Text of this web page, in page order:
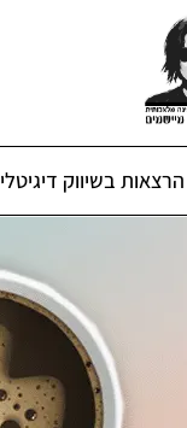
הרצאות בשיווק דיגיטלי